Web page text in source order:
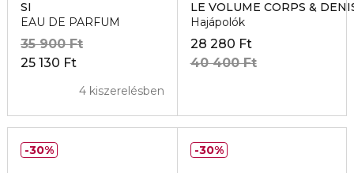
SI
EAU DE PARFUM
25 130 Ft
35 900 Ft
4 kiszerelésben
LE VOLUME CORPS &
Hajápolók
28 280 Ft
40 400 Ft
30% 30%